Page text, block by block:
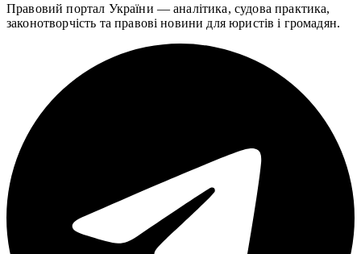
Правовий портал України — аналітика, судова практика,
законотворчість та правові новини для юристів і громадян.